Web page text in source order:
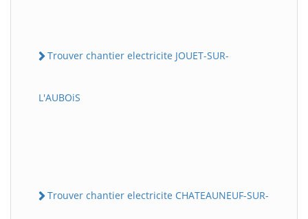
Trouver chantier electricite JOUET-SUR-
L'AUBOiS
Trouver chantier electricite CHATEAUNEUF-SUR-